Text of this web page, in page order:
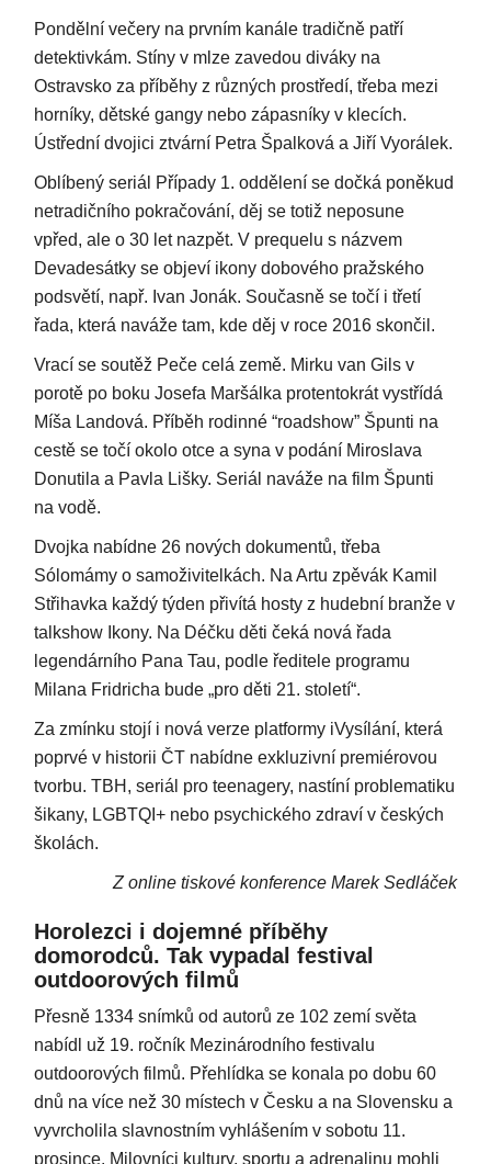
Pondělní večery na prvním kanále tradičně patří
detektivkám. Stíny v mlze zavedou diváky na
Ostravsko za příběhy z různých prostředí, třeba mezi
horníky, dětské gangy nebo zápasníky v klecích.
Ústřední dvojici ztvární Petra Špalková a Jiří Vyorálek.
Oblíbený seriál Případy 1. oddělení se dočká poněkud
netradičního pokračování, děj se totiž neposune
vpřed, ale o 30 let nazpět. V prequelu s názvem
Devadesátky se objeví ikony dobového pražského
podsvětí, např. Ivan Jonák. Současně se točí i třetí
řada, která naváže tam, kde děj v roce 2016 skončil.
Vrací se soutěž Peče celá země. Mirku van Gils v
porotě po boku Josefa Maršálka protentokrát vystřídá
Míša Landová. Příběh rodinné “roadshow” Špunti na
cestě se točí okolo otce a syna v podání Miroslava
Donutila a Pavla Lišky. Seriál naváže na film Špunti
na vodě.
Dvojka nabídne 26 nových dokumentů, třeba
Sólomámy o samoživitelkách. Na Artu zpěvák Kamil
Střihavka každý týden přivítá hosty z hudební branže v
talkshow Ikony. Na Déčku děti čeká nová řada
legendárního Pana Tau, podle ředitele programu
Milana Fridricha bude „pro děti 21. století“.
Za zmínku stojí i nová verze platformy iVysílání, která
poprvé v historii ČT nabídne exkluzivní premiérovou
tvorbu. TBH, seriál pro teenagery, nastíní problematiku
šikany, LGBTQI+ nebo psychického zdraví v českých
školách.
Z online tiskové konference Marek Sedláček
Horolezci i dojemné příběhy
domorodců. Tak vypadal festival
outdoorových filmů
Přesně 1334 snímků od autorů ze 102 zemí světa
nabídl už 19. ročník Mezinárodního festivalu
outdoorových filmů. Přehlídka se konala po dobu 60
dnů na více než 30 místech v Česku a na Slovensku a
vyvrcholila slavnostním vyhlášením v sobotu 11.
prosince. Milovníci kultury, sportu a adrenalinu mohli